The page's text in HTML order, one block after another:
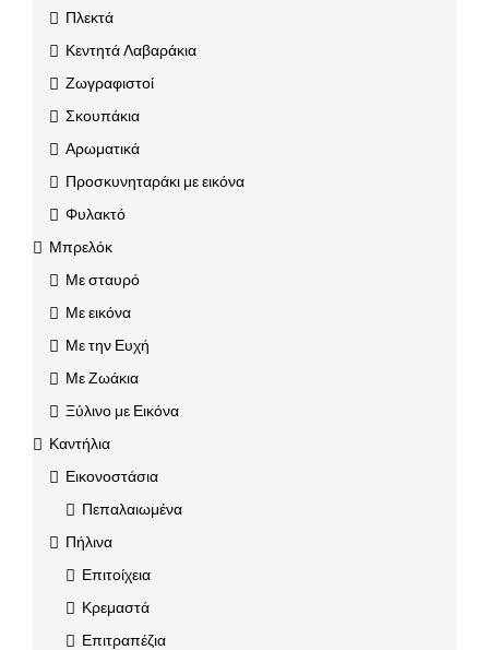
Πλεκτά
Κεντητά Λαβαράκια
Ζωγραφιστοί
Σκουπάκια
Αρωματικά
Προσκυνηταράκι με εικόνα
Φυλακτό
Μπρελόκ
Με σταυρό
Με εικόνα
Με την Ευχή
Με Ζωάκια
Ξύλινο με Εικόνα
Καντήλια
Εικονοστάσια
Πεπαλαιωμένα
Πήλινα
Επιτοίχεια
Κρεμαστά
Επιτραπέζια